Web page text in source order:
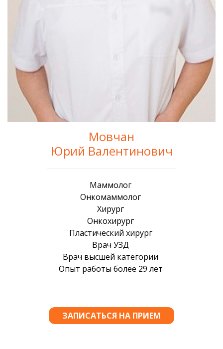
Мовчан
Юрий Валентинович